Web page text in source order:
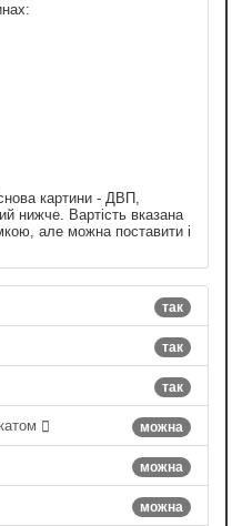
картини - ДВП,
нижче. Вартість вказана
але можна поставити і
так
так
так
можна
можна
можна